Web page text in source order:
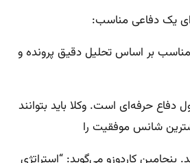
بر اساس تحلیل دقیق پرونده و
دفاع حرفه‌ای است. وکلا باید بتوانند
شانس موفقیت را
بنجامین کاردوزو می‌گوید: “استراتژی